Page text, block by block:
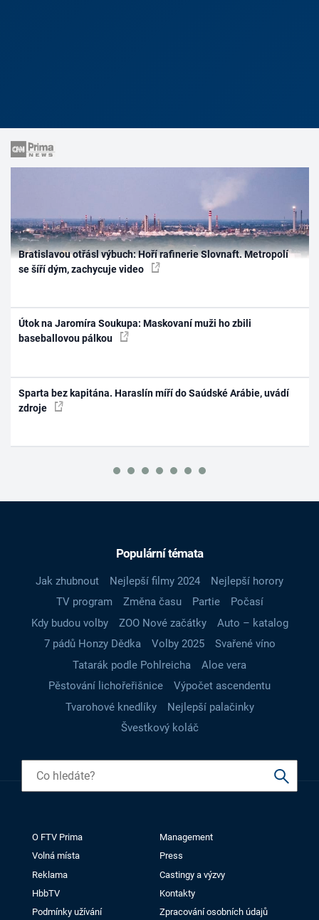
Bratislavou otřásl výbuch: Hoří rafinerie Slovnaft. Metropolí
se šíří dým, zachycuje video
Útok na Jaromíra Soukupa: Maskovaní muži ho zbili
baseballovou pálkou
Sparta bez kapitána. Haraslín míří do Saúdské Arábie, uvádí
zdroje
Populární témata
Jak zhubnout Nejlepší filmy 2024
Nejlepší horory
TV program
Změna času Partie
Počasí
Kdy budou volby
ZOO Nové začátky
Auto – katalog
7 pádů Honzy Dědka
Volby 2025
Svařené víno
Tatarák podle Pohlreicha
Aloe vera
Pěstování lichořeřišnice
Výpočet ascendentu
Tvarohové knedlíky
Nejlepší palačinky
Švestkový koláč
O FTV Prima
Management
Volná místa
Press
Reklama
Castingy a výzvy
HbbTV
Kontakty
Podmínky užívání
Zpracování osobních údajů